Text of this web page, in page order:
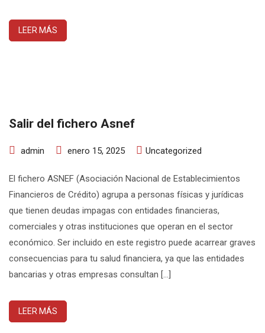
LEER MÁS
Salir del fichero Asnef
admin enero 15, 2025 Uncategorized
El fichero ASNEF (Asociación Nacional de Establecimientos
Financieros de Crédito) agrupa a personas físicas y jurídicas
que tienen deudas impagas con entidades financieras,
comerciales y otras instituciones que operan en el sector
económico. Ser incluido en este registro puede acarrear graves
consecuencias para tu salud financiera, ya que las entidades
bancarias y otras empresas consultan […]
LEER MÁS